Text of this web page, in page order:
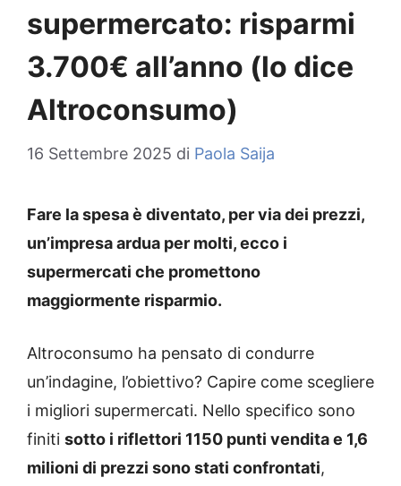
supermercato: risparmi
3.700€ all’anno (lo dice
Altroconsumo)
16 Settembre 2025 di Paola Saija
Fare la spesa è diventato, per via dei prezzi,
un’impresa ardua per molti, ecco i
supermercati che promettono
maggiormente risparmio.
Altroconsumo ha pensato di condurre
un’indagine, l’obiettivo? Capire come scegliere
i migliori supermercati. Nello specifico sono
finiti sotto i riflettori 1150 punti vendita e 1,6
milioni di prezzi sono stati confrontati,